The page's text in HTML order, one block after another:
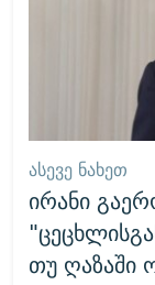
ᲐᲡᲔᲕᲔ ᲜᲐᲮᲔᲗ
ირანი
თუ ღაზაში